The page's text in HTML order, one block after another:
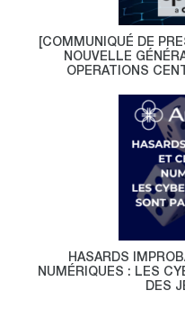
[COMMUNIQUÉ DE
NOUVELLE
OPERATIONS
HASARDS
NUMÉRIQUES : LES
DES